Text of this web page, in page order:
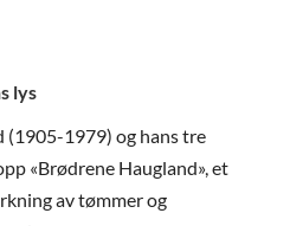
lys
(1905-1979) og hans tre
«Brødrene Haugland», et
av tømmer og